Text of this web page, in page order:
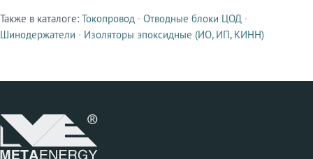
Смежные продукты
Также в каталоге: Токопровод · Отводные блоки ЦОД ·
Шинодержатели · Изоляторы эпоксидные (ИО, ИП, КИНН)